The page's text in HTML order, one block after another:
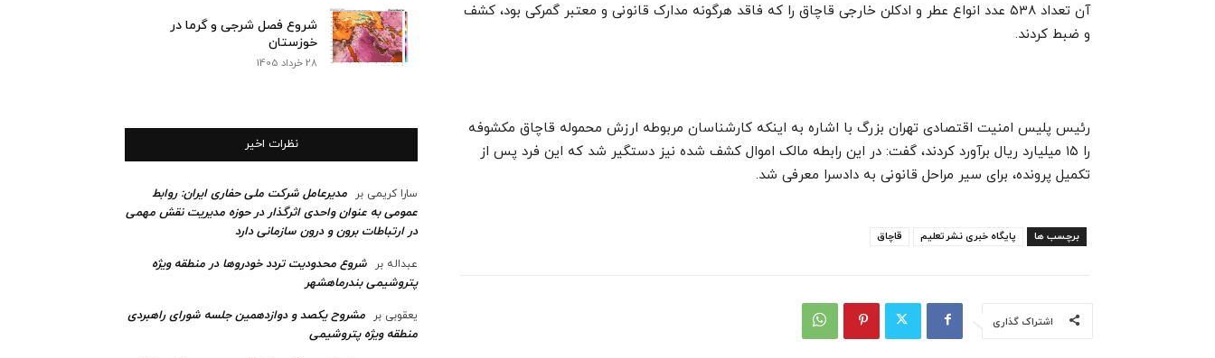
آن تعداد ۵۳۸ عدد انواع عطر و ادکلن خارجی قاچاق را که فاقد هرگونه مدارک قانونی و معتبر گمرکی بود، کشف
و ضبط کردند.
رئیس پلیس امنیت اقتصادی تهران بزرگ با اشاره به اینکه کارشناسان مربوطه ارزش محموله قاچاق مکشوفه
را ۱۵ میلیارد ریال برآورد کردند، گفت: در این رابطه مالک اموال کشف شده نیز دستگیر شد که این فرد پس از
تکمیل پرونده، برای سیر مراحل قانونی به دادسرا معرفی شد.
برچسب ها پایگاه خبری نشرتعلیم قاچاق
اشتراک گذاری
شروع فصل شرجی و گرما در
خوزستان
28 خرداد 1405
نظرات اخیر
سارا کریمی بر
مدیرعامل شرکت ملی حفاری ایران: روابط
عمومی به عنوان واحدی اثرگذار در حوزه مدیریت نقش مهمی
در ارتباطات برون و درون سازمانی دارد
عبداله بر
شروع محدودیت تردد خودروها در منطقه ویژه
پتروشیمی بندرماهشهر
یعقوبی بر
مشروح یکصد و دوازدهمین جلسه شورای راهبردی
منطقه ویژه پتروشیمی‌